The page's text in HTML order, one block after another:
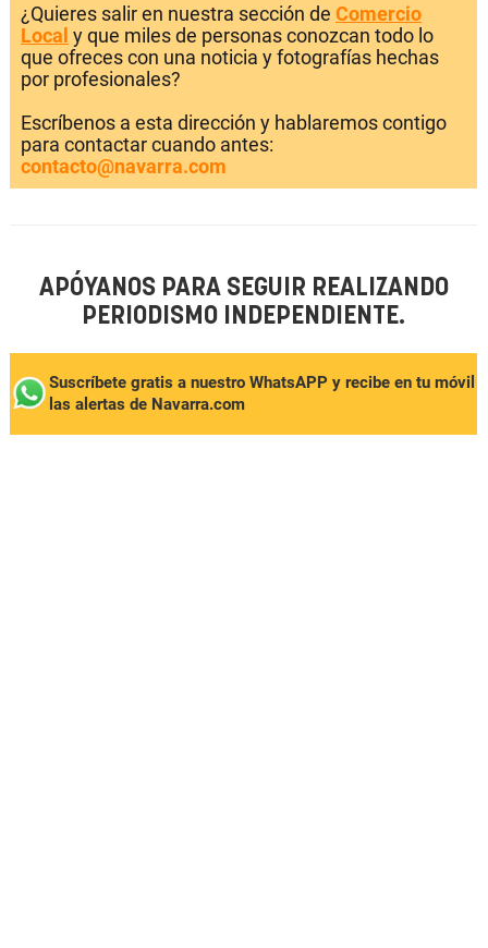
¿Quieres salir en nuestra sección de Comercio
Local y que miles de personas conozcan todo lo
que ofreces con una noticia y fotografías hechas
por profesionales?
Escríbenos a esta dirección y hablaremos contigo
para contactar cuando antes:
contacto@navarra.com
APÓYANOS PARA SEGUIR REALIZANDO
PERIODISMO INDEPENDIENTE.
Suscríbete gratis a nuestro WhatsAPP y recibe en tu móvil
las alertas de Navarra.com